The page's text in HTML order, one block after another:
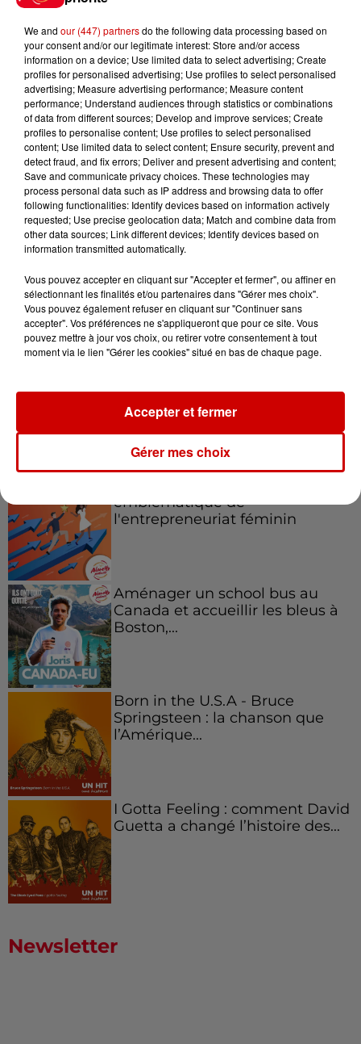
Le Duel - Gagnez vos entrées
pour l'un des zoos de nos
régions !
Destination Vacances - Gagnez
votre séjour en famille au cœur
de la...
Destination Vacances : inscrivez-
vous !
Podcasts
emblématique de
l'entrepreneuriat féminin
Aménager un school bus au
Canada et accueillir les bleus à
Boston,...
Born in the U.S.A - Bruce
Springsteen : la chanson que
l’Amérique...
I Gotta Feeling : comment David
Guetta a changé l’histoire des...
Newsletter
We and our (447) partnersdo the following data processing based on
your consent and/or our legitimate interest: Store and/or access
information on a device; Use limited data to select advertising; Create
profiles for personalised advertising; Use profiles to select personalised
advertising; Measure advertising performance; Measure content
performance; Understand audiences through statistics or combinations
of data from different sources; Develop and improve services; Create
profiles to personalise content; Use profiles to select personalised
content; Use limited data to select content; Ensure security, prevent and
detect fraud, and fix errors; Deliver and present advertising and content;
Save and communicate privacy choices. These technologies may
process personal data such as IP address and browsing data to offer
following functionalities: Identify devices based on information actively
requested; Use precise geolocation data; Match and combine data from
other data sources; Link different devices; Identify devices based on
information transmitted automatically.
Vous pouvez accepter en cliquant sur "Accepter et fermer", ou affiner en
sélectionnant les finalités et/ou partenaires dans "Gérer mes choix".
Vous pouvez également refuser en cliquant sur "Continuer sans
accepter". Vos préférences ne s'appliqueront que pour ce site. Vous
pouvez mettre à jour vos choix, ou retirer votre consentement à tout
moment via le lien "Gérer les cookies" situé en bas de chaque page.
Gérer mes choix
Accepter et fermer